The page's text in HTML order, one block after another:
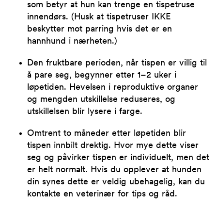
som betyr at hun kan trenge en tispetruse
innendørs. (Husk at tispetruser IKKE
beskytter mot parring hvis det er en
hannhund i nærheten.)
Den fruktbare perioden, når tispen er villig til
å pare seg, begynner etter 1–2 uker i
løpetiden. Hevelsen i reproduktive organer
og mengden utskillelse reduseres, og
utskillelsen blir lysere i farge.
Omtrent to måneder etter løpetiden blir
tispen innbilt drektig. Hvor mye dette viser
seg og påvirker tispen er individuelt, men det
er helt normalt. Hvis du opplever at hunden
din synes dette er veldig ubehagelig, kan du
kontakte en veterinær for tips og råd.